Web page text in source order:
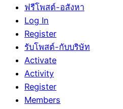
ฟรีโพสต์-อสังหา
Log In
Register
รับโพสต์-กับบริษัท
Activate
Activity
Register
Members